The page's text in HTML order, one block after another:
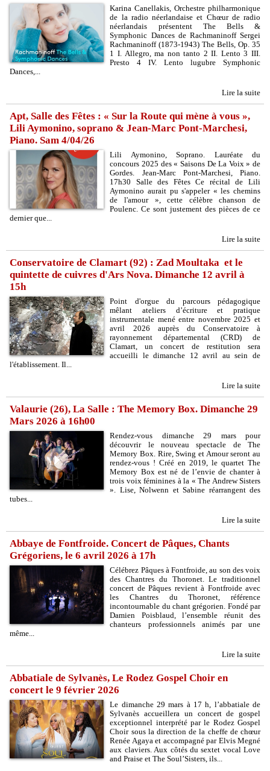
Karina Canellakis, Orchestre philharmonique
de la radio néerlandaise et Chœur de radio
néerlandais présentent The Bells &
Symphonic Dances de Rachmaninoff Sergei
Rachmaninoff (1873-1943) The Bells, Op. 35
1 I. Allegro, ma non tanto 2 II. Lento 3 III.
Presto 4 IV. Lento lugubre Symphonic
Dances,...
Lire la suite
Apt, Salle des Fêtes : « Sur la Route qui mène à vous »,
Lili Aymonino, soprano & Jean-Marc Pont-Marchesi,
Piano. Sam 4/04/26
Lili Aymonino, Soprano. Lauréate du
concours 2025 des « Saisons De La Voix » de
Gordes. Jean-Marc Pont-Marchesi, Piano.
17h30 Salle des Fêtes Ce récital de Lili
Aymonino aurait pu s'appeler « les chemins
de l'amour », cette célèbre chanson de
Poulenc. Ce sont justement des pièces de ce
dernier que...
Lire la suite
Conservatoire de Clamart (92) : Zad Moultaka et le
quintette de cuivres d'Ars Nova. Dimanche 12 avril à
15h
Point d'orgue du parcours pédagogique
mêlant ateliers d’écriture et pratique
instrumentale mené entre novembre 2025 et
avril 2026 auprès du Conservatoire à
rayonnement départemental (CRD) de
Clamart, un concert de restitution sera
accueilli le dimanche 12 avril au sein de
l'établissement. Il...
Lire la suite
Valaurie (26), La Salle : The Memory Box. Dimanche 29
Mars 2026 à 16h00
Rendez-vous dimanche 29 mars pour
découvrir le nouveau spectacle de The
Memory Box. Rire, Swing et Amour seront au
rendez-vous ! Créé en 2019, le quartet The
Memory Box est né de l’envie de chanter à
trois voix féminines à la « The Andrew Sisters
». Lise, Nolwenn et Sabine réarrangent des
tubes...
Lire la suite
Abbaye de Fontfroide. Concert de Pâques, Chants
Grégoriens, le 6 avril 2026 à 17h
Célébrez Pâques à Fontfroide, au son des voix
des Chantres du Thoronet. Le traditionnel
concert de Pâques revient à Fontfroide avec
les Chantres du Thoronet, référence
incontournable du chant grégorien. Fondé par
Damien Poisblaud, l’ensemble réunit des
chanteurs professionnels animés par une
même...
Lire la suite
Abbatiale de Sylvanès, Le Rodez Gospel Choir en
concert le 9 février 2026
Le dimanche 29 mars à 17 h, l’abbatiale de
Sylvanès accueillera un concert de gospel
exceptionnel interprété par le Rodez Gospel
Choir sous la direction de la cheffe de chœur
Renée Agaya et accompagné par Elvis Megné
aux claviers. Aux côtés du sextet vocal Love
and Praise et The Soul’Sisters, ils...